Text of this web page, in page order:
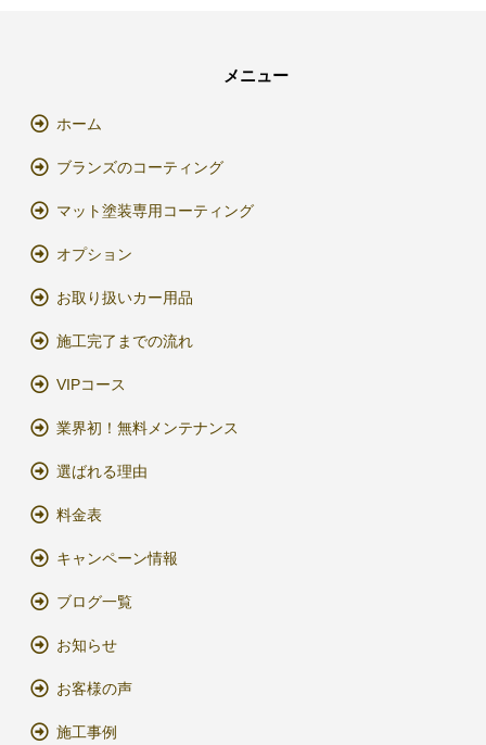
メニュー
ホーム
ブランズのコーティング
マット塗装専用コーティング
オプション
お取り扱いカー用品
施工完了までの流れ
VIPコース
業界初！無料メンテナンス
選ばれる理由
料金表
キャンペーン情報
ブログ一覧
お知らせ
お客様の声
施工事例